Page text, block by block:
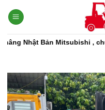
qua
dung Mitsubishi , chuyên